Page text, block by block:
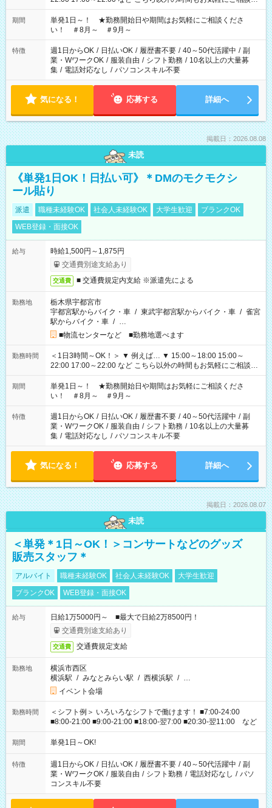
ださい！
期間
単発1日～！ ★勤務開始日や期間はお気軽にご相談くださ
い！ ＃8月～ ＃9月～
特徴 週1日からOK / 日払いOK / 履歴書不要 / 40～50代活躍中 / 副
業・WワークOK / 服装自由 / シフト勤務 / 10名以上の大量募
集 / 電話対応なし / パソコンスキル不要
気になる！ 応募する 詳細へ
掲載日：2026.08.08
未読
《単発1日OK！日払い可》＊DMのモクモクシ
ール貼り
派遣 職種未経験OK 社会人未経験OK 大学生歓迎
ブランクOK
WEB登録・面接OK
給与
時給1,500円～1,875円
交通費別途支給あり
交通費 ■ 交通費規定内支給 ※派遣先による
勤務地
栃木県宇都宮市
宇都宮駅からバイク・車 / 東武宇都宮駅からバイク・車 / 雀宮
駅からバイク・車 / …
■物流センターなど ■勤務地選べます
勤務時間
＜1日3時間～OK！＞ ▼ 例えば… ▼ 15:00～18:00 15:00～
22:00 17:00～22:00 など こちら以外の時間もお気軽にご相談く
ださい！
期間
単発1日～！ ★勤務開始日や期間はお気軽にご相談くださ
い！ ＃8月～ ＃9月～
特徴 週1日からOK / 日払いOK / 履歴書不要 / 40～50代活躍中 / 副
業・WワークOK / 服装自由 / シフト勤務 / 10名以上の大量募
集 / 電話対応なし / パソコンスキル不要
気になる！ 応募する 詳細へ
掲載日：2026.08.07
未読
＜単発＊1日～OK！＞コンサートなどのグッズ
販売スタッフ＊
アルバイト 職種未経験OK 社会人未経験OK
大学生歓迎
ブランクOK
WEB登録・面接OK
給与
日給1万5000円～ ■最大で日給2万8500円！
交通費別途支給あり
交通費 交通費規定支給
勤務地
横浜市西区
横浜駅 / みなとみらい駅 / 西横浜駅 / …
イベント会場
勤務時間
＜シフト例＞ いろいろなシフトで働けます！ ■7:00-24:00
■8:00-21:00 ■9:00-21:00 ■18:00-翌7:00 ■20:30-翌11:00 など
期間 単発1日～OK!
特徴 週1日からOK / 日払いOK / 履歴書不要 / 40～50代活躍中 / 副
業・WワークOK / 服装自由 / シフト勤務 / 電話対応なし / パソ
コンスキル不要